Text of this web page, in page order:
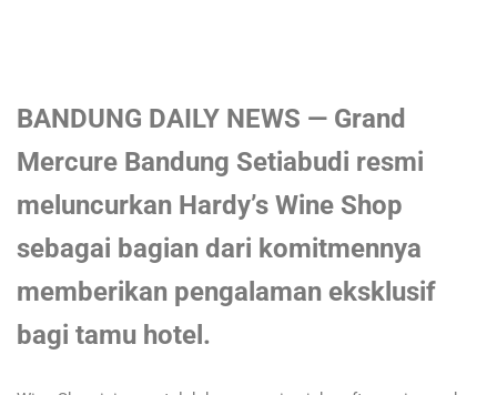
BANDUNG DAILY NEWS — Grand
Mercure Bandung Setiabudi resmi
meluncurkan Hardy’s Wine Shop
sebagai bagian dari komitmennya
memberikan pengalaman eksklusif
bagi tamu hotel.